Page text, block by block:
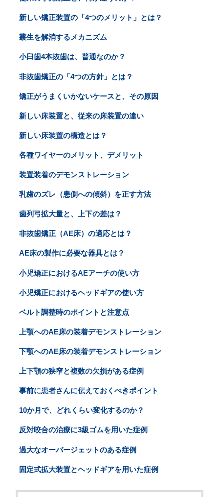
新しい矯正装置の「4つのメリット」とは？
叢生を解消するメカニズム
小臼歯4本抜歯は、普通なのか？
非抜歯矯正の「4つの方針」とは？
矯正がうまくいかないケースと、その原因
新しい床装置と、従来の床装置の違い
新しい床装置の構造とは？
各種ワイヤーのメリット、デメリット
装置装着のデモンストレーション
乳歯のズレ（患側への傾斜）を正す方法
歯列弓拡大量と、上下の差は？
非抜歯矯正（AE床）の適応とは？
AE床の製作に必要な器具とは？
小児矯正におけるAEアーチの使い方
小児矯正におけるヘッドギアの使い方
ベルト調整時のポイントと注意点
上顎へのAE床の装着デモンストレーション
下顎へのAE床の装着デモンストレーション
上下顎の狭窄と複数の欠損がある症例
事前に患者さんに伝えておくべきポイント
10か月で、どれくらい変化するのか？
反対咬合の治療に3級ゴムを用いた症例
過大なオーバージェットのある症例
固定式拡大装置とヘッドギアを用いた症例